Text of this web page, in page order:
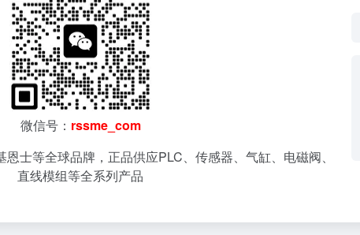
微信号： rssme_com
士等全球品牌，正品供应PLC、传感器、气缸、电磁阀、
直线模组等全系列产品